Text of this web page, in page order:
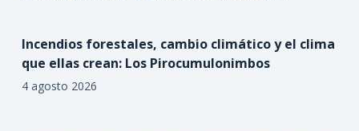
Incendios forestales, cambio climático y el clima
que ellas crean: Los Pirocumulonimbos
4 agosto 2026